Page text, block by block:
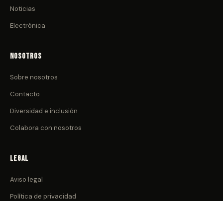
Noticias
Electrónica
Nosotros
Sobre nosotros
Contacto
Diversidad e inclusión
Colabora con nosotros
Legal
Aviso legal
Política de privacidad